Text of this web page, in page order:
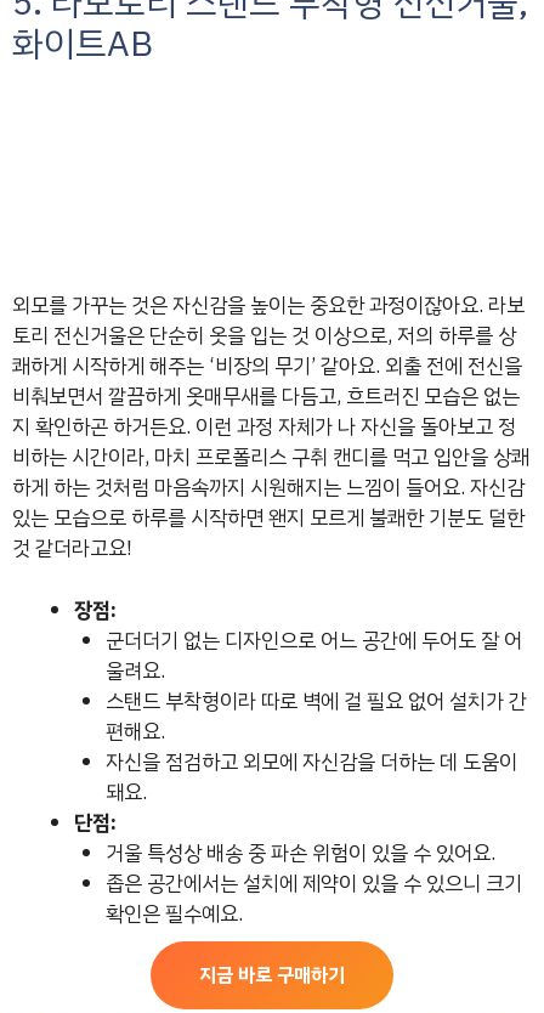
화이트AB
외모를 가꾸는 것은 자신감을 높이는 중요한 과정이잖아요. 라보
토리 전신거울은 단순히 옷을 입는 것 이상으로, 저의 하루를 상
쾌하게 시작하게 해주는 ‘비장의 무기’ 같아요. 외출 전에 전신을
비춰보면서 깔끔하게 옷매무새를 다듬고, 흐트러진 모습은 없는
지 확인하곤 하거든요. 이런 과정 자체가 나 자신을 돌아보고 정
비하는 시간이라, 마치 프로폴리스 구취 캔디를 먹고 입안을 상쾌
하게 하는 것처럼 마음속까지 시원해지는 느낌이 들어요. 자신감
있는 모습으로 하루를 시작하면 왠지 모르게 불쾌한 기분도 덜한
것 같더라고요!
장점:
군더더기 없는 디자인으로 어느 공간에 두어도 잘 어
울려요.
스탠드 부착형이라 따로 벽에 걸 필요 없어 설치가 간
편해요.
자신을 점검하고 외모에 자신감을 더하는 데 도움이
돼요.
단점:
거울 특성상 배송 중 파손 위험이 있을 수 있어요.
좁은 공간에서는 설치에 제약이 있을 수 있으니 크기
확인은 필수예요.
지금 바로 구매하기